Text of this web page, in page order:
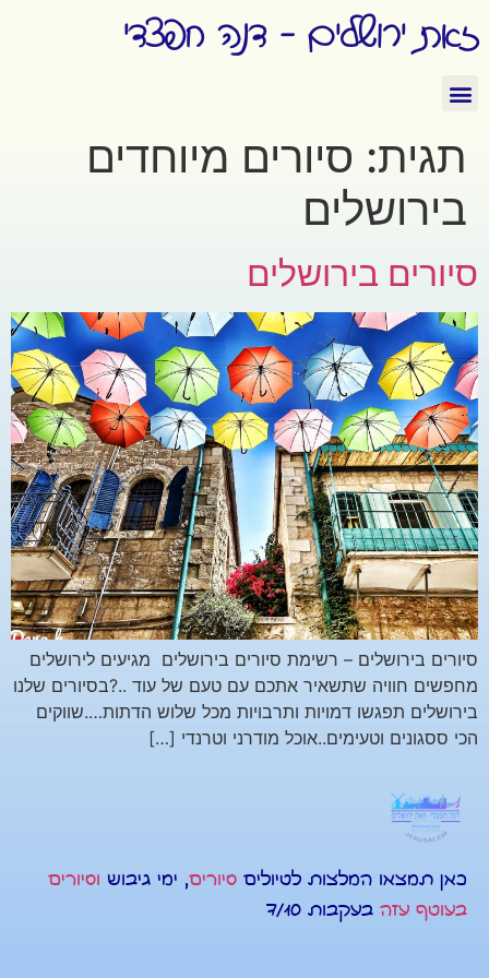
זאת ירושלים - דנה חפצדי
תגית: סיורים מיוחדים
בירושלים
סיורים בירושלים
סיורים בירושלים – רשימת סיורים בירושלים מגיעים לירושלים
מחפשים חוויה שתשאיר אתכם עם טעם של עוד ..?בסיורים שלנו
בירושלים תפגשו דמויות ותרבויות מכל שלוש הדתות….שווקים
הכי ססגונים וטעימים..אוכל מודרני וטרנדי […]
כאן תמצאו המלצות לטיולים סיורים, ימי גיבוש וסיורים
בעוטף עזה בעקבות 7/10